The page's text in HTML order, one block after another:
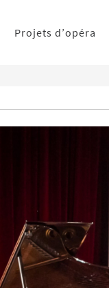
Projets d’opéra